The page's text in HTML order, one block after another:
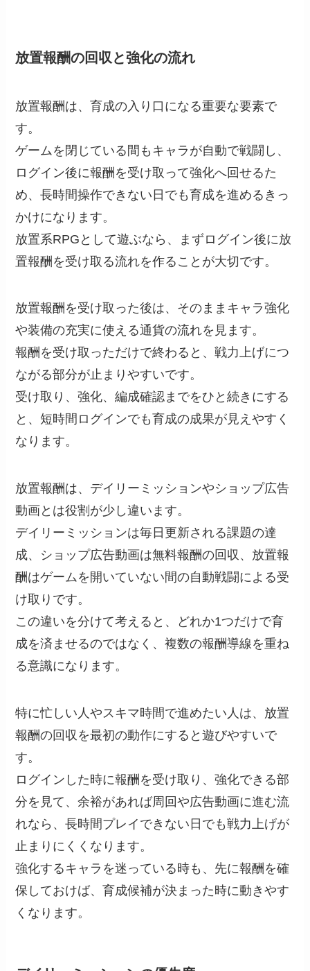
放置報酬の回収と強化の流れ
放置報酬は、育成の入り口になる重要な要素で
す。
ゲームを閉じている間もキャラが自動で戦闘し、
ログイン後に報酬を受け取って強化へ回せるた
め、長時間操作できない日でも育成を進めるきっ
かけになります。
放置系RPGとして遊ぶなら、まずログイン後に放
置報酬を受け取る流れを作ることが大切です。
放置報酬を受け取った後は、そのままキャラ強化
や装備の充実に使える通貨の流れを見ます。
報酬を受け取っただけで終わると、戦力上げにつ
ながる部分が止まりやすいです。
受け取り、強化、編成確認までをひと続きにする
と、短時間ログインでも育成の成果が見えやすく
なります。
放置報酬は、デイリーミッションやショップ広告
動画とは役割が少し違います。
デイリーミッションは毎日更新される課題の達
成、ショップ広告動画は無料報酬の回収、放置報
酬はゲームを開いていない間の自動戦闘による受
け取りです。
この違いを分けて考えると、どれか1つだけで育
成を済ませるのではなく、複数の報酬導線を重ね
る意識になります。
特に忙しい人やスキマ時間で進めたい人は、放置
報酬の回収を最初の動作にすると遊びやすいで
す。
ログインした時に報酬を受け取り、強化できる部
分を見て、余裕があれば周回や広告動画に進む流
れなら、長時間プレイできない日でも戦力上げが
止まりにくくなります。
強化するキャラを迷っている時も、先に報酬を確
保しておけば、育成候補が決まった時に動きやす
くなります。